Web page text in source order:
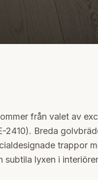
från valet av
2410). Breda
trappor
subtila lyxen i